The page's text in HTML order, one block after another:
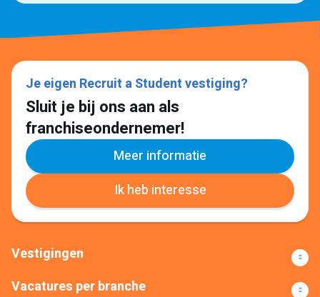
Je eigen Recruit a Student vestiging?
Sluit je bij ons aan als
franchiseondernemer!
Meer informatie
Ik heb interesse
Vestigingen
Vacatures per branche